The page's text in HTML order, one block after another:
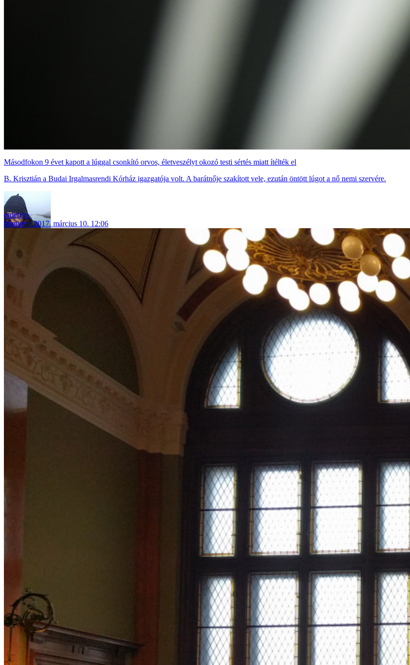
Másodfokon 9 évet kapott a lúggal csonkító orvos, életveszélyt okozó testi sértés miatt ítélték el
B. Krisztián a Budai Irgalmasrendi Kórház igazgatója volt. A barátnője szakított vele, ezután öntött lúgot a nő nemi szervére.
erdelyip
bűnügy
2017. március 10. 12:06